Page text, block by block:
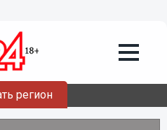
регион
проверку по
девочку наледи с
провела проверку
с крыши школы, сообщает